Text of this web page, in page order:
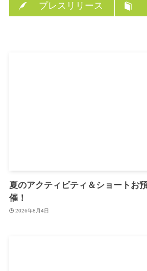
プレスリリース
夏のアクティビティ＆ショートお
催！
2026年8月4日